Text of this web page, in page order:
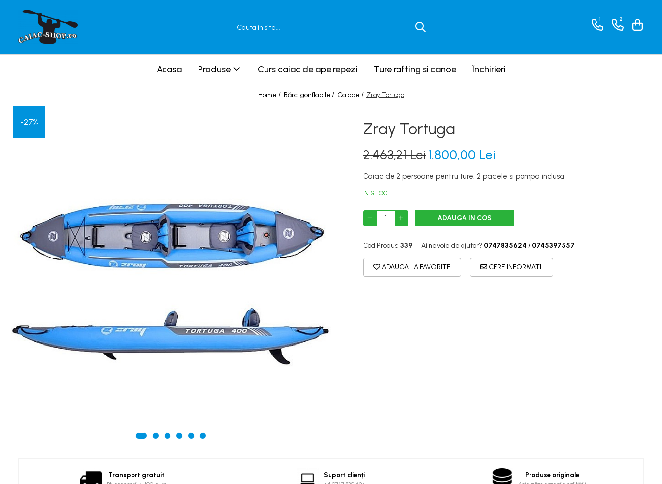
Produse
Caiace
Caiace de ape repezi (whitewater)
Caiace
Produse cu reducere
Padele de tură și de mare
Padele de ape repezi
1 2
Acasa Produse Curs caiac de ape repezi Ture rafting si canoe Închirieri
Home / Bărci gonflabile / Caiace / Zray Tortuga
-27% Zray Tortuga
2.463,21 Lei 1.800,00 Lei
Caiac de 2 persoane pentru ture, 2 padele si pompa inclusa
IN STOC
ADAUGA IN COS
Cod Produs: 339 Ai nevoie de ajutor? 0747835624 / 0745397557
ADAUGA LA FAVORITE CERE INFORMATII
Transport gratuit Suport clienți Produse originale